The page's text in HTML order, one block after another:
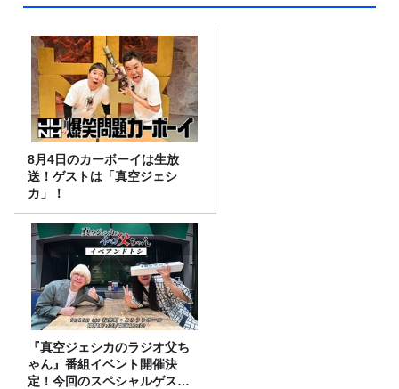
8月4日のカーボーイは生放
送！ゲストは「真空ジェシ
カ」！
『真空ジェシカのラジオ父ち
ゃん』番組イベント開催決
定！今回のスペシャルゲスト